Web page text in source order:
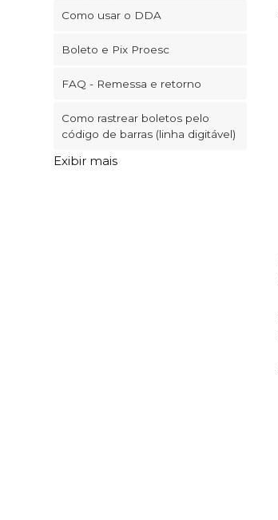
Como usar o DDA
Boleto e Pix Proesc
FAQ - Remessa e retorno
Como rastrear boletos pelo
código de barras (linha digitável)
Exibir mais